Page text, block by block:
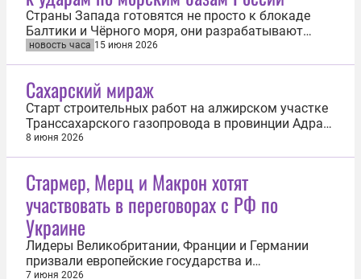
Страны Запада готовятся не просто к блокаде
Балтики и Чёрного моря, они разрабатывают
сценарии превентивных ударов по российским
морским базам. Об этом заявил помощник
коллегии Николай Патрушев в интервью
«Российской газете». «В а жно обеспечить
своевременное...
новость часа 15 июня 2026
Сахарский мираж
Старт строительных работ на алжирском участке
Транссахарского газопровода в провинции Адрар
4 июня стал обнадеживающим сигналом для ЕС.
Проект, обсуждавшийся с 1970-х годов,
протяженностью 4200 км для перекачки
нигерийского газа через Нигер и Алжир в Южную
Европу...
8 июня 2026
Стармер, Мерц и Макрон хотят
участвовать в переговорах с РФ по
Украине
Лидеры Великобритании, Франции и Германии
призвали европейские государства и
7 июня 2026